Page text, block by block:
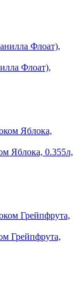
Флоат),
Яблока, 0.355л,
Грейпфрута,